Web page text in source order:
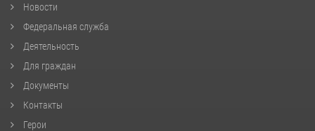
Новости
Федеральная служба
Деятельность
Для граждан
Документы
Контакты
Герои